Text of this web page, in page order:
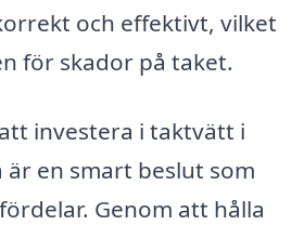
och effektivt, vilket
för skador på taket.
investera i taktvätt i
är en smart beslut som
Genom att hålla